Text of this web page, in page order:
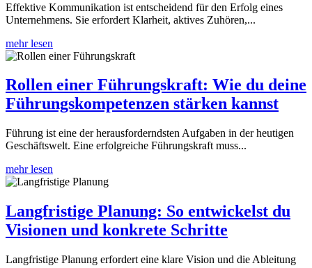
Effektive Kommunikation ist entscheidend für den Erfolg eines
Unternehmens. Sie erfordert Klarheit, aktives Zuhören,...
mehr lesen
Rollen einer Führungskraft: Wie du deine
Führungskompetenzen stärken kannst
Führung ist eine der herausforderndsten Aufgaben in der heutigen
Geschäftswelt. Eine erfolgreiche Führungskraft muss...
mehr lesen
Langfristige Planung: So entwickelst du
Visionen und konkrete Schritte
Langfristige Planung erfordert eine klare Vision und die Ableitung